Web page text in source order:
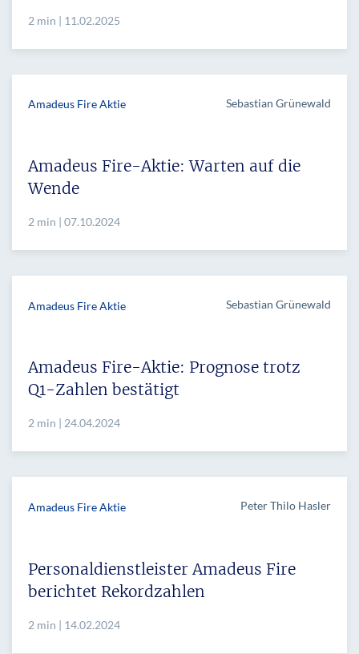
2 min | 11.02.2025
Amadeus Fire Aktie Sebastian Grünewald
Amadeus Fire-Aktie: Warten auf die
Wende
2 min | 07.10.2024
Amadeus Fire Aktie Sebastian Grünewald
Amadeus Fire-Aktie: Prognose trotz
Q1-Zahlen bestätigt
2 min | 24.04.2024
Amadeus Fire Aktie Peter Thilo Hasler
Personaldienstleister Amadeus Fire
berichtet Rekordzahlen
2 min | 14.02.2024